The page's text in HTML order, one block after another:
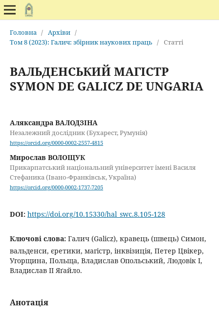
Головна / Архіви /
Том 8 (2023): Галич: збірник наукових праць / Статті
ВАЛЬДЕНСЬКИЙ МАГІСТР
SYMON DE GALICZ DE UNGARIA
Аляксандра ВАЛОДЗІНА
Незалежний дослідник (Бухарест, Румунія)
https://orcid.org/0000-0002-2557-4815
Мирослав ВОЛОЩУК
Прикарпатський національний університет імені Василя
Стефаника (Івано-Франківськ, Україна)
https://orcid.org/0000-0002-1737-7205
DOI: https://doi.org/10.15330/hal_swc.8.105-128
Ключові слова: Галич (Galicz), кравець (швець) Симон,
вальденси, єретики, магістр, інквізиція, Петер Цвікер,
Угорщина, Польща, Владислав Опольський, Людовік І,
Владислав ІІ Яґайло.
Анотація